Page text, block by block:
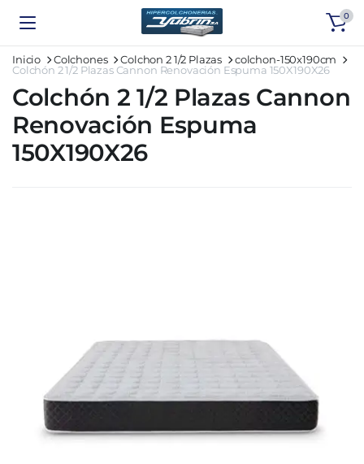
0
Inicio Colchones Colchon 2 1/2 Plazas
colchon-150x190cm
Colchón 2 1/2 Plazas Cannon Renovación Espuma 150X190X26
Colchón 2 1/2 Plazas Cannon
Renovación Espuma
150X190X26